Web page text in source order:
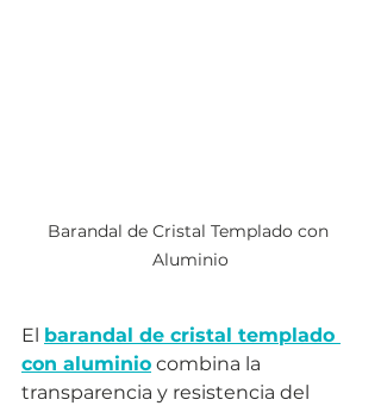
Barandal de Cristal Templado con
Aluminio
El barandal de cristal templado
con aluminio combina la
transparencia y resistencia del